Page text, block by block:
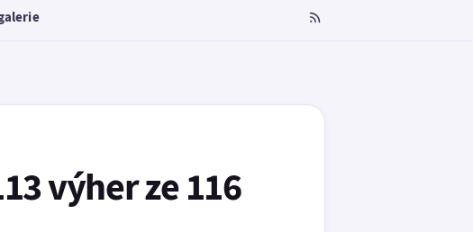
výher ze 116